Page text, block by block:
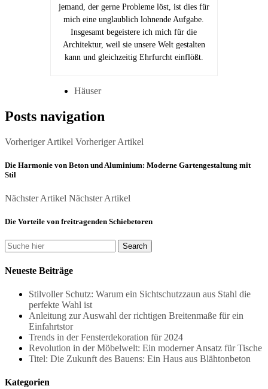
jemand, der gerne Probleme löst, ist dies für
mich eine unglaublich lohnende Aufgabe.
Insgesamt begeistere ich mich für die
Architektur, weil sie unsere Welt gestalten
kann und gleichzeitig Ehrfurcht einflößt.
Häuser
Posts navigation
Vorheriger Artikel Vorheriger Artikel
Die Harmonie von Beton und Aluminium: Moderne Gartengestaltung mit
Stil
Nächster Artikel Nächster Artikel
Die Vorteile von freitragenden Schiebetoren
Neueste Beiträge
Stilvoller Schutz: Warum ein Sichtschutzzaun aus Stahl die
perfekte Wahl ist
Anleitung zur Auswahl der richtigen Breitenmaße für ein
Einfahrtstor
Trends in der Fensterdekoration für 2024
Revolution in der Möbelwelt: Ein moderner Ansatz für Tische
Titel: Die Zukunft des Bauens: Ein Haus aus Blähtonbeton
Kategorien